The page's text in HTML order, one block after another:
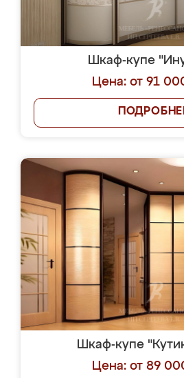
Шкаф-купе
Цена: от 91
Шкаф-купе
Цена: от 89